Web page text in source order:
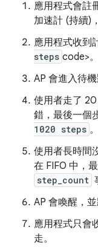
應用程式會註
加速計 (持續)
應用程式收到
steps code>。
AP 會進入待機
使用者走了
錯，最後一個
1020 steps 。
使用者長時間
在 FIFO 中，
step_count
AP 會喚醒，
應用程式只會
走。